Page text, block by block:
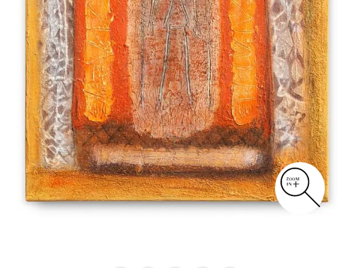
TOME 1: PEINTURES ET RELIEFS
TOME 2 : GRAVURES
CONTACT